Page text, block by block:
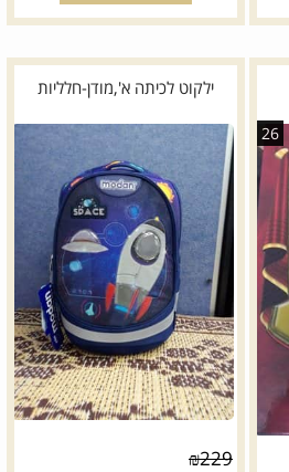
26
ילקוט לכיתה א',מודן-חלליות
₪229